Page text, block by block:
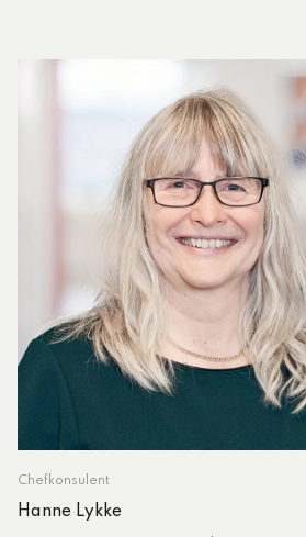
Chefkonsulent
Hanne Lykke